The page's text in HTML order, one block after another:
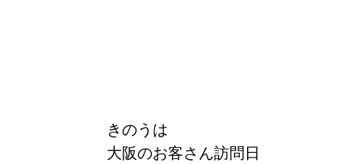
きのうは
大阪のお客さん訪問日